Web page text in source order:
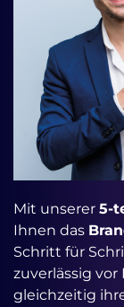
Mit unserer 5-
Ihnen das
Schritt für
zuverlässig
gleichzeitig